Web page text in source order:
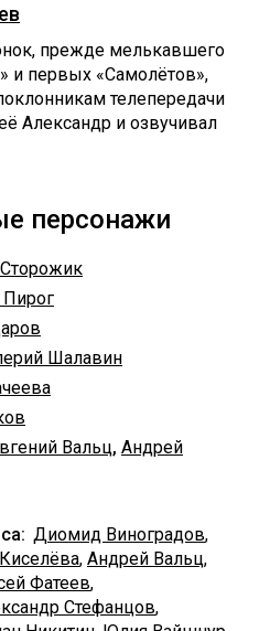
прежде мелькавшего
и первых «Самолётов»,
телепередачи
Александр и озвучивал
персонажи
Шалавин
Вальц, Андрей
Диомид Виноградов,
, Андрей Вальц,
Фатеев,
Стефанцов,